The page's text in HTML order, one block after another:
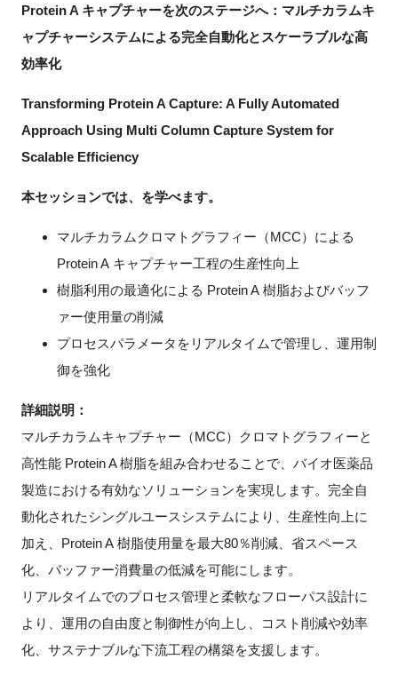
特別会員
施設・アクセス
FAQ
イベントお知らせメール登録
閉じる
Protein A キャプチャーを次のステージへ：マルチカラムキ
ャプチャーシステムによる完全自動化とスケーラブルな高
効率化
Transforming Protein A Capture: A Fully Automated
Approach Using Multi Column Capture System for
Scalable Efficiency
本セッションでは、を学べます。
マルチカラムクロマトグラフィー（MCC）による
Protein A キャプチャー工程の生産性向上
樹脂利用の最適化による Protein A 樹脂およびバッフ
ァー使用量の削減
プロセスパラメータをリアルタイムで管理し、運用制
御を強化
詳細説明：
マルチカラムキャプチャー（MCC）クロマトグラフィーと
高性能 Protein A 樹脂を組み合わせることで、バイオ医薬品
製造における有効なソリューションを実現します。完全自
動化されたシングルユースシステムにより、生産性向上に
加え、Protein A 樹脂使用量を最大80％削減、省スペース
化、バッファー消費量の低減を可能にします。
リアルタイムでのプロセス管理と柔軟なフローパス設計に
より、運用の自由度と制御性が向上し、コスト削減や効率
化、サステナブルな下流工程の構築を支援します。